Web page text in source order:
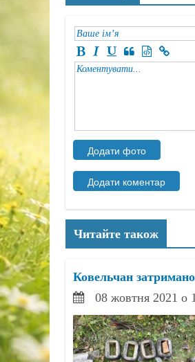
Читайте також
Ковельчан
08 жовтня 2021 о